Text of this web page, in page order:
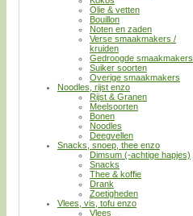
Olie & vetten
Bouillon
Noten en zaden
Verse smaakmakers /
kruiden
Gedroogde smaakmakers
Suiker soorten
Overige smaakmakers
Noodles, rijst enzo
Rijst & Granen
Meelsoorten
Bonen
Noodles
Deegvellen
Snacks, snoep, thee enzo
Dimsum (-achtige hapjes)
Snacks
Thee & koffie
Drank
Zoetigheden
Vlees, vis, tofu enzo
Vlees